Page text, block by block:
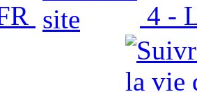
4 -